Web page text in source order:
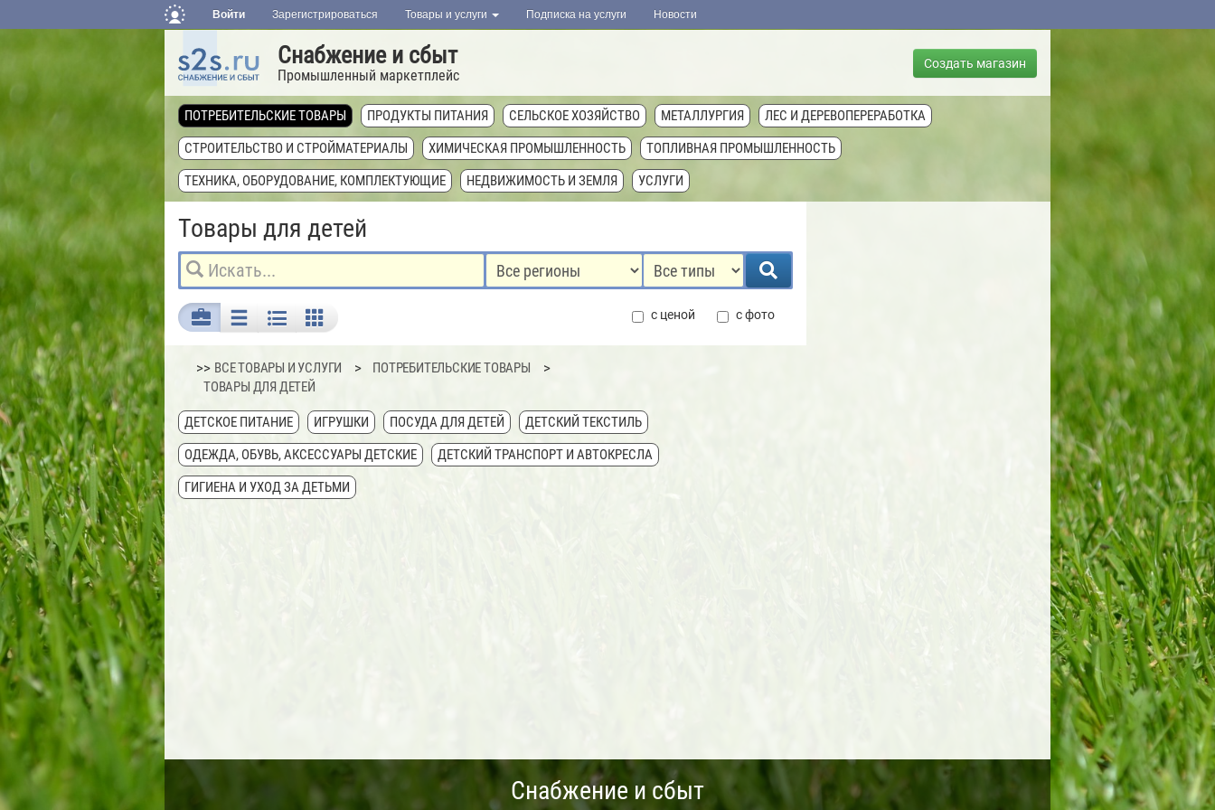
Войти Зарегистрироваться Товары и услуги Подписка на услуги Новости
Снабжение и сбыт
Промышленный маркетплейс
Создать магазин
ПОТРЕБИТЕЛЬСКИЕ ТОВАРЫ ПРОДУКТЫ ПИТАНИЯ СЕЛЬСКОЕ ХОЗЯЙСТВО МЕТАЛЛУРГИЯ
ЛЕС И ДЕРЕВОПЕРЕРАБОТКА
СТРОИТЕЛЬСТВО И СТРОЙМАТЕРИАЛЫ
ХИМИЧЕСКАЯ ПРОМЫШЛЕННОСТЬ
ТОПЛИВНАЯ ПРОМЫШЛЕННОСТЬ
ТЕХНИКА, ОБОРУДОВАНИЕ, КОМПЛЕКТУЮЩИЕ
НЕДВИЖИМОСТЬ И ЗЕМЛЯ УСЛУГИ
Товары для детей
с ценой с фото
>>ВСЕ ТОВАРЫ И УСЛУГИ
ПОТРЕБИТЕЛЬСКИЕ ТОВАРЫ
ТОВАРЫ ДЛЯ ДЕТЕЙ
ДЕТСКОЕ ПИТАНИЕ ИГРУШКИ ПОСУДА ДЛЯ ДЕТЕЙ
ДЕТСКИЙ ТЕКСТИЛЬ
ОДЕЖДА, ОБУВЬ, АКСЕССУАРЫ ДЕТСКИЕ
ДЕТСКИЙ ТРАНСПОРТ И АВТОКРЕСЛА
ГИГИЕНА И УХОД ЗА ДЕТЬМИ
Снабжение и сбыт